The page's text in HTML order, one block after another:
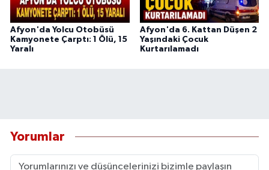
Afyon'da Yolcu Otobüsü
Kamyonete Çarptı: 1 Ölü, 15
Yaralı
Afyon'da 6. Kattan Düşen 2
Yaşındaki Çocuk
Kurtarılamadı
Yorumlar